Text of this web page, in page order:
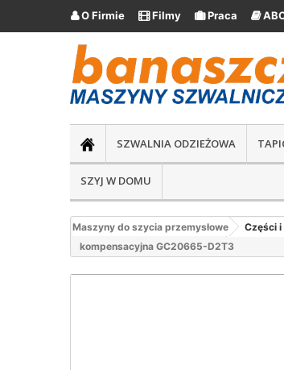
O Firmie Filmy Praca 
SZWALNIA ODZIEŻOWA
SZYJ W DOMU
Maszyny do szycia przemysłowe Części
kompensacyjna GC20665-D2T3